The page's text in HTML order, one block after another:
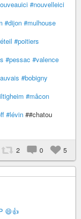
#nouvelleici
#dijon #mulhouse
#poitiers
#pessac #valence
#bobigny
#mâcon
#lévin ##chatou
2 0 5
😄👍